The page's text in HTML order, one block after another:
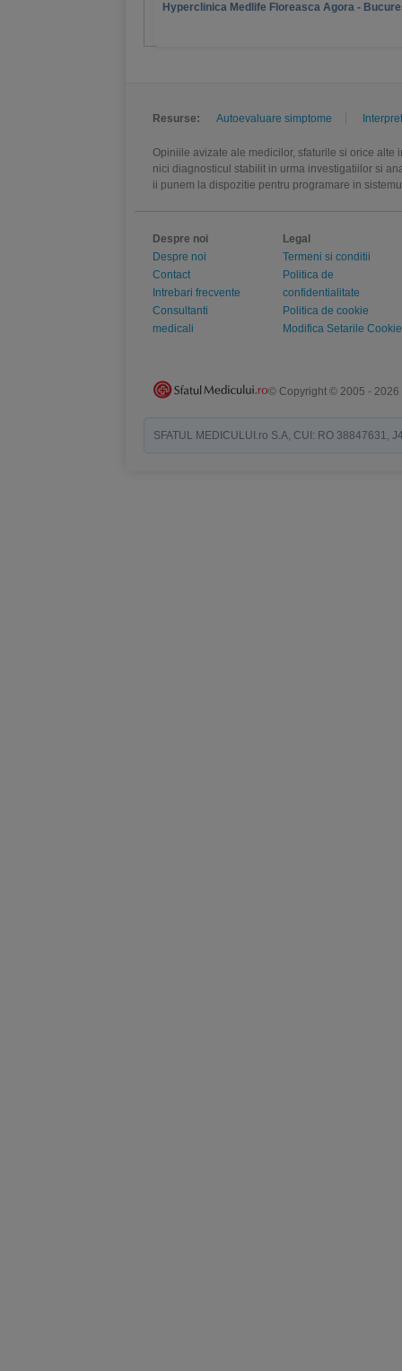
Hyperclinica Medlife Floreasca Agora -
Resurse: Autoevaluare simptome
Opiniile avizate ale medicilor, sfaturile si orice
nici diagnosticul stabilit in urma investigatiilor si
ii punem la dispozitie pentru programare in
Despre noi
Despre noi
Contact
Intrebari frecvente
Consultanti
medicali
Legal
Termeni si conditii
Politica de
confidentialitate
Politica de cookie
Modifica Setarile Cookie
© Copyright © 2005 - 2026
SFATUL MEDICULUI.ro S.A, CUI: RO 38847631,